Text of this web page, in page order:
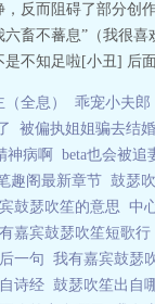
反而阻碍了部分创
畜不蕃息”（我很
是不知足啦[小丑] 后
全息） 乖宠小夫郎
被偏执姐姐骗去结
神病啊 beta也会被追
趣阁最新章节 鼓瑟
鼓瑟吹笙的意思 中
嘉宾鼓瑟吹笙短歌行
一句 我有嘉宾鼓瑟
诗经 鼓瑟吹笙出自